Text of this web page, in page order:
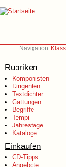
Navigation:
Rubriken
Komponisten
Dirigenten
Textdichter
Gattungen
Begriffe
Tempi
Jahrestage
Kataloge
Einkaufen
CD-Tipps
Angebote